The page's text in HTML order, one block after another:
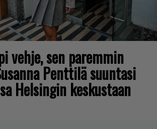
vehje, sen paremmin
Penttilä suuntasi
Helsingin keskustaan